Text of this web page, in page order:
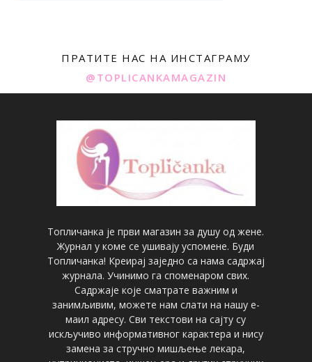
ПРАТИТЕ НАС НА ИНСТАГРАМУ
@TOPLICANKAMAGAZIN
Топличанка је први магазин за душу од жене.
Журнал у коме се ушивају успомене. Буди
Топличанка! Креирај заједно са нама садржај
журнала. Учинимо га споменаром свих.
Садржаје које сматрате важним и
занимљивим, можете нам слати на нашу е-
маил адресу. Сви текстови на сајту су
искључиво информативног карактера и нису
замена за стручно мишљење лекара,